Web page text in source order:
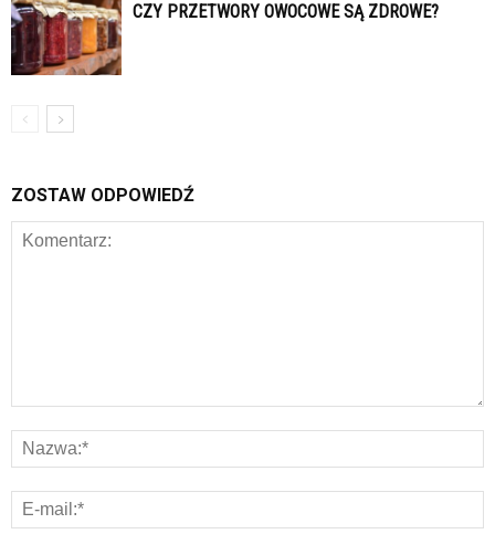
CZY PRZETWORY OWOCOWE SĄ ZDROWE?
ZOSTAW ODPOWIEDŹ